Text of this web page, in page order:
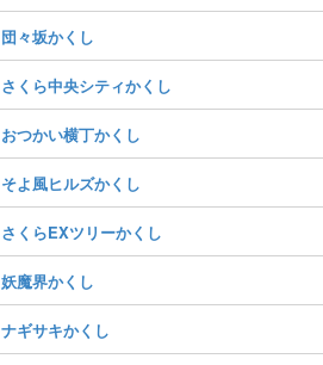
団々坂かくし
さくら中央シティかくし
おつかい横丁かくし
そよ風ヒルズかくし
さくらEXツリーかくし
妖魔界かくし
ナギサキかくし